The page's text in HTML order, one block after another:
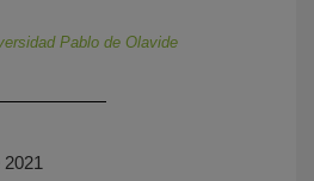
Pablo de Olavide